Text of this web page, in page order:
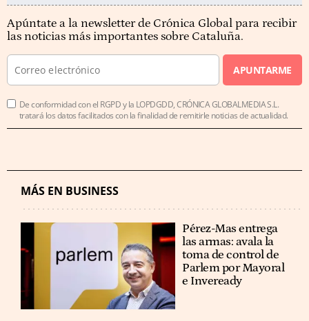
Apúntate a la newsletter de Crónica Global para recibir
las noticias más importantes sobre Cataluña.
APUNTARME
De conformidad con el RGPD y la LOPDGDD, CRÓNICA GLOBALMEDIA S.L.
tratará los datos facilitados con la finalidad de remitirle noticias de actualidad.
MÁS EN BUSINESS
Pérez-Mas entrega
las armas: avala la
toma de control de
Parlem por Mayoral
e Inveready